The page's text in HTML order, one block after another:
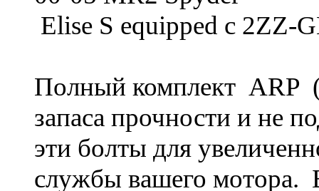
Elise S equipped с 2ZZ-
Полный комплект ARP
запаса прочности и не
эти болты для
службы вашего мотора.